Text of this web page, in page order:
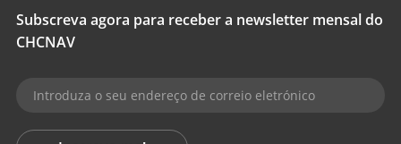
Subscreva agora para receber a newsletter mensal do
CHCNAV